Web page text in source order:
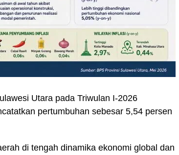
Utara pada Triwulan I-2026
pertumbuhan sebesar 5,54 persen
di tengah dinamika ekonomi global dan